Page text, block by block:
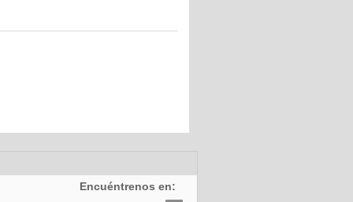
Encuéntrenos en: